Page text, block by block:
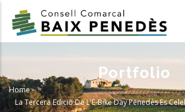
main
Portfolio
Breadcrumb
Home-
La Tercera Edició De L'E-Bike Day Penedès Es